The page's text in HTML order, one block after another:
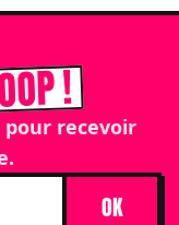
!
recevoir
OK